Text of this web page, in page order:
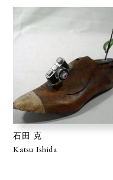
石田 克
Katsu Ishida